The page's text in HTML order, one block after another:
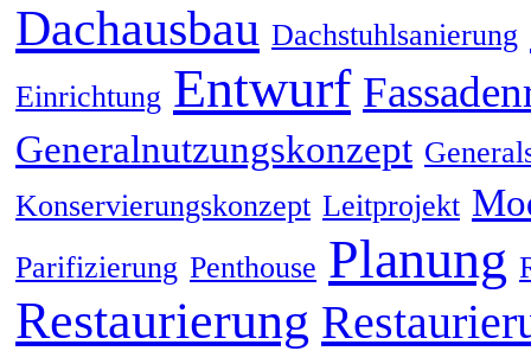
Dachausbau Dachstuhlsanierung
Einrichtung Entwurf
Generalnutzungskonzept
Konservierungskonzept Leitprojekt
Parifizierung Penthouse Planung
Restaurierung